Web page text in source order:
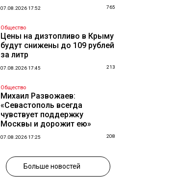
07.08.2026 17:52 765
Общество
Цены на дизтопливо в Крыму
будут снижены до 109 рублей
за литр
07.08.2026 17:45 213
Общество
Михаил Развожаев:
«Севастополь всегда
чувствует поддержку
Москвы и дорожит ею»
07.08.2026 17:25 208
Больше новостей